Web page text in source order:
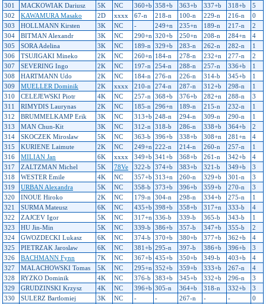
301
MACKOWIAK Dariusz 5K NC 360+b 358+b 363+b 337+b 318+b
5
302
KAWAMURA Masako 2D xxxx 67-n 218-n 100-n 229-n 216-n
0
303
HOLLMANN Kirsten 3K NC - 249+n 235+n 189-n 217-n
2
304
BITMAN Alexandr 3K NC 290+n 320+b 250+n 208-n 284+n
4
305
SORA Adelina 3K NC 189-n 329+b 283-n 262-n 282-n
1
306
TSUJIGAKI Mineko 2K NC 260+n 184-n 278-n 232+n 277-n
2
307
SEVERING Ingo 2K NC 197-n 254-n 288-n 257-n 336+b
1
308
HARTMANN Udo 2K NC 184-n 276-n 226-n 314-b 345+b
1
309
MUELLER Dominik 2K xxxx 210-n 274-n 287-n 312+b 298-n
1
310
CELEJEWSKI Piotr 4K NC 257-n 368+b 376+b 282+n 288-n
3
311
RIMYDIS Laurynas 2K NC 185-n 296+n 189-n 215-n 232-n
1
312
BRUMMELKAMP Erik 3K NC 313+b 248-n 294-n 309-n 290-n
1
313
MAN Chun-Kit 3K NC 312-n 318-b 286-n 338+b 364+b
2
314
SKOCZEK Miroslaw 5K NC 363-b 396+b 338+b 308+n 281+n
4
315
KURIENE Laimute 2K NC 249+n 222-n 214-n 260-n 257-n
1
316
MILIAN Jan 6K xxxx 349+b 341+b 368+b 261-n 342+b
4
317
ZALTZMAN Michel 5K 78Ve 322-b 374+b 383+b 321-b 349+b
3
318
WESTER Emile 4K NC 357+b 313+n 260-n 329+b 301-n
3
319
URBAN Alexandra 5K NC 358-b 373+b 396+b 359+b 270-n
3
320
INOUE Hiroko 2K NC 179-n 304-n 298-n 334+b 275-n
1
321
SURMA Mateusz 6K NC 435+b 398+b 358+b 317+n 333-b
4
322
ZAJCEV Igor 5K NC 317+n 336-b 339-b 365-b 343-b
1
323
HU Jin-Min 5K NC 339-b 386+b 357-b 347+b 355-b
2
324
GWOZDECKI Lukasz 6K NC 374-b 370+b 380+b 377+b 362+b
4
325
PIETRZAK Jaroslaw 6K NC 381+b 295-n 397-b 386+b 396+b
3
326
BACHMANN Fynn 7K NC 367+b 435+b 350+b 349-b 403+b
4
327
MALACHOWSKI Tomas 5K NC 295+n 352+b 359+b 333+b 267-n
4
328
RYZKO Dominik 4K NC 376-b 383+b 345+b 332+b 296-n
3
329
GRUDZINSKI Krzysz 4K NC 396+b 305-n 364+b 318-n 332+b
3
330
SULERZ Bartlomiej 3K NC - - 267-n - -
0